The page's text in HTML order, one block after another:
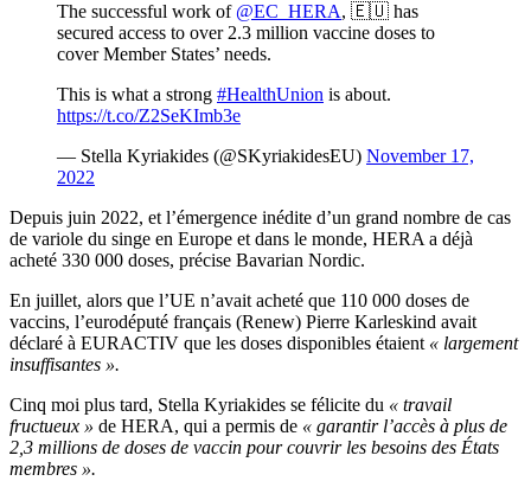
The successful work of @EC_HERA, 🇪🇺 has
secured access to over 2.3 million vaccine doses to
cover Member States’ needs.
This is what a strong #HealthUnion is about.
https://t.co/Z2SeKImb3e
— Stella Kyriakides (@SKyriakidesEU) November 17,
2022
Depuis juin 2022, et l’émergence inédite d’un grand nombre de cas
de variole du singe en Europe et dans le monde, HERA a déjà
acheté 330 000 doses, précise Bavarian Nordic.
En juillet, alors que l’UE n’avait acheté que 110 000 doses de
vaccins, l’eurodéputé français (Renew) Pierre Karleskind avait
déclaré à EURACTIV que les doses disponibles étaient « largement
insuffisantes ».
Cinq moi plus tard, Stella Kyriakides se félicite du « travail
fructueux » de HERA, qui a permis de « garantir l’accès à plus de
2,3 millions de doses de vaccin pour couvrir les besoins des États
membres ».